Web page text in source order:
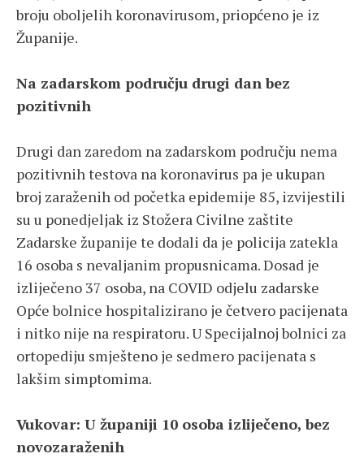
broju oboljelih koronavirusom, priopćeno je iz
Županije.
Na zadarskom području drugi dan bez
pozitivnih
Drugi dan zaredom na zadarskom području nema
pozitivnih testova na koronavirus pa je ukupan
broj zaraženih od početka epidemije 85, izvijestili
su u ponedjeljak iz Stožera Civilne zaštite
Zadarske županije te dodali da je policija zatekla
16 osoba s nevaljanim propusnicama. Dosad je
izliječeno 37 osoba, na COVID odjelu zadarske
Opće bolnice hospitalizirano je četvero pacijenata
i nitko nije na respiratoru. U Specijalnoj bolnici za
ortopediju smješteno je sedmero pacijenata s
lakšim simptomima.
Vukovar: U županiji 10 osoba izliječeno, bez
novozaraženih